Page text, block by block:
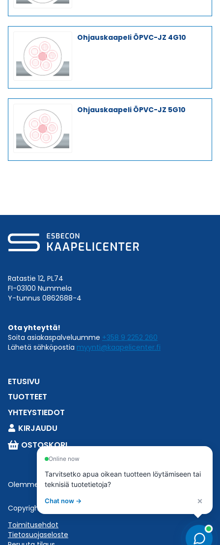
Ohjauskaapeli ÖPVC-JZ 4G10
Ohjauskaapeli ÖPVC-JZ 5G10
Ratastie 12, PL74
FI-03100 Nummela
Y-tunnus 0862688-4
Ota yhteyttä!
Soita asiakaspalveluumme +358 9 2252 260
Lähetä sähköpostia myynti@kaapelicenter.fi
ETUSIVU
TUOTTEET
YHTEYSTIEDOT
KIRJAUDU
OSTOSKORI
Olemme osaEsbeconia.
Copyright © 2023 Esbecon | All Rights Reserved
Toimitusehdot
Tietosuojaseloste
Online now
Tarvitsetko apua oikean tuotteen löytämiseen tai
teknisiä tuotetietoja?
Chat now → ×